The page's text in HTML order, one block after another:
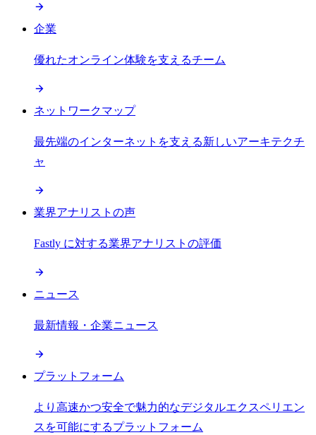
企業
優れたオンライン体験を支えるチーム
ネットワークマップ
最先端のインターネットを支える新しいアーキテクチ
ャ
業界アナリストの声
Fastly に対する業界アナリストの評価
ニュース
最新情報・企業ニュース
プラットフォーム
より高速かつ安全で魅力的なデジタルエクスペリエン
スを可能にするプラットフォーム